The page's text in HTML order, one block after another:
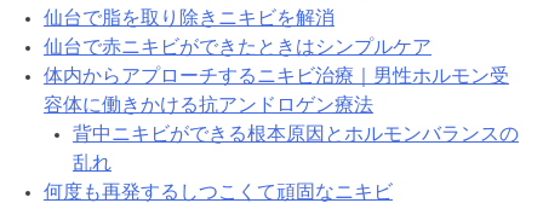
仙台で脂を取り除きニキビを解消
仙台で赤ニキビができたときはシンプルケア
体内からアプローチするニキビ治療｜男性ホルモン受
容体に働きかける抗アンドロゲン療法
背中ニキビができる根本原因とホルモンバランスの
乱れ
何度も再発するしつこくて頑固なニキビ